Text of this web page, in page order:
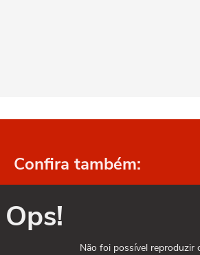
Confira também:
Ops!
Não foi possível reproduzir